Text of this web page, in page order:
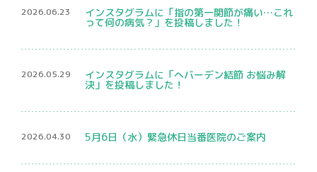
2026.06.23 インスタグラムに「指の第一関節が痛い…これ
って何の病気？」を投稿しました！
2026.05.29 インスタグラムに「へバーデン結節 お悩み解
決」を投稿しました！
2026.04.30 5月6日（水）緊急休日当番医院のご案内